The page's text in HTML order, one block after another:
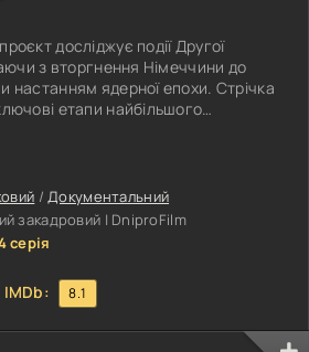
досліджує події Другої
з вторгнення Німеччини до
настанням ядерної епохи. Стрічка
етапи найбільшого
та події, які суттєво вплинули
історії. Особлива увага
і військових лідерів, чиї дії
і народів у надзвичайно
/Документальний
закадровий | DniproFilm
серія
IMDb: 8.1